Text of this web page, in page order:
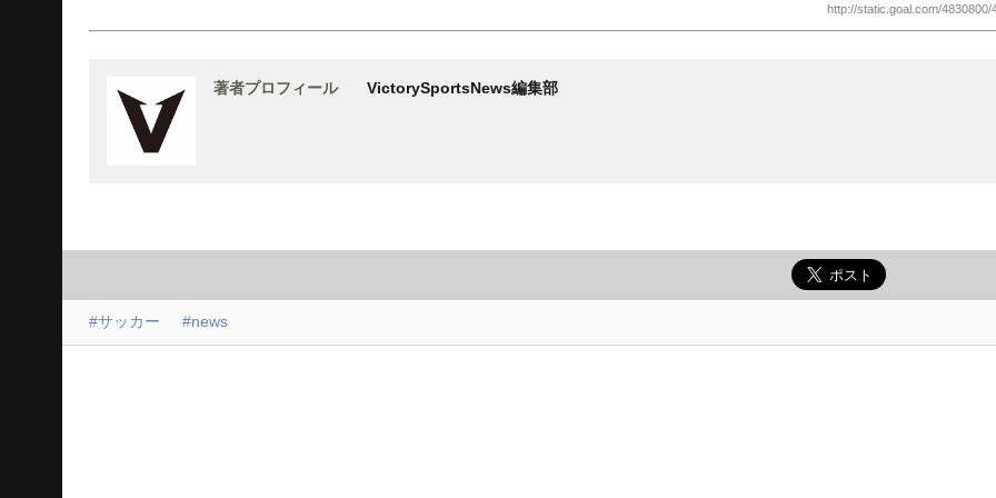
http://static.goal.com/4830800/
著者プロフィール VictorySportsNews編集部
#サッカー #news